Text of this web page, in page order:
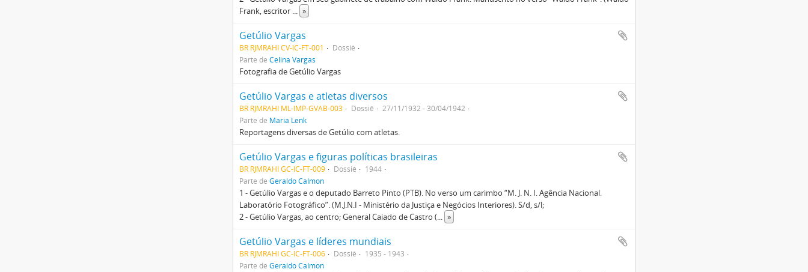
Frank, escritor ... »
Getúlio Vargas
BR RJMRAHI CV-IC-FT-001
Dossiê
Parte de Celina Vargas
Fotografia de Getúlio Vargas
Getúlio Vargas e atletas diversos
BR RJMRAHI ML-IMP-GVAB-003 Dossiê
27/11/1932 - 30/04/1942
Parte de Maria Lenk
Reportagens diversas de Getúlio com atletas.
Getúlio Vargas e figuras políticas brasileiras
BR RJMRAHI GC-IC-FT-009 Dossiê
1944
Parte de Geraldo Calmon
1 - Getúlio Vargas e o deputado Barreto Pinto (PTB). No verso um carimbo “M. J. N. I. Agência Nacional.
Laboratório Fotográfico”. (M.J.N.I - Ministério da Justiça e Negócios Interiores). S/d, s/l;
2 - Getúlio Vargas, ao centro; General Caiado de Castro (... »
Getúlio Vargas e líderes mundiais
BR RJMRAHI GC-IC-FT-006 Dossiê
1935 - 1943
Parte de Geraldo Calmon